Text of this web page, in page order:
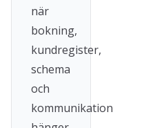
när
bokning,
kundregister,
schema
och
kommunikation